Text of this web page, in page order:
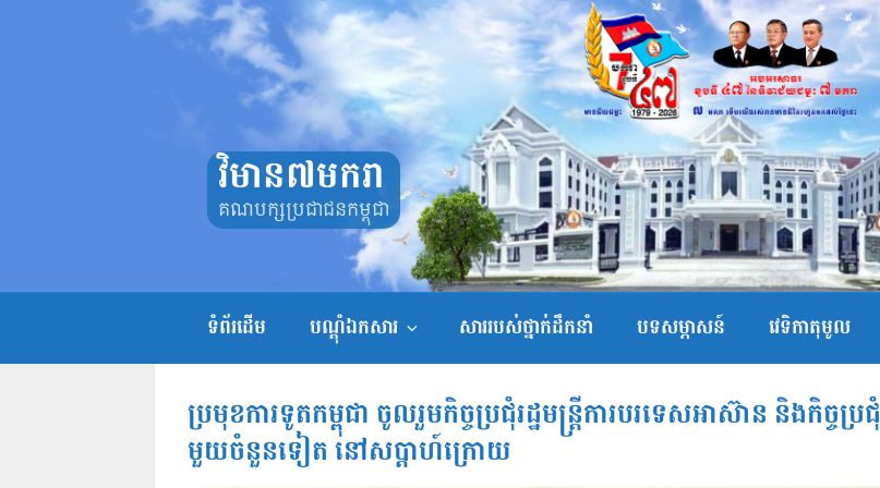
វិមាន៧មករា
គណបក្សប្រជាជនកម្ពុជា
ទំព័រដើម បណ្តុំឯកសារ សាររបស់ថ្នាក់ដឹកនាំ បទសម្ភាសន៍ វេទិកាតុមូល
ប្រមុខការទូតកម្ពុជា ចូលរួមកិច្ចប្រជុំរដ្ឋមន្រ្តីការបរទេសអាស៊ាន និងកិច្ចប្រជុំ
មួយចំនួនទៀត នៅសប្តាហ៍ក្រោយ